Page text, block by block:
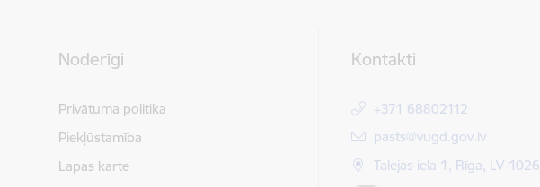
Noderīgi
Privātuma politika
Piekļūstamība
Lapas karte
Kontakti
+371 68802112
E-pasts:
pasts@vugd.gov.lv
Talejas iela 1, Rīga, LV-1026